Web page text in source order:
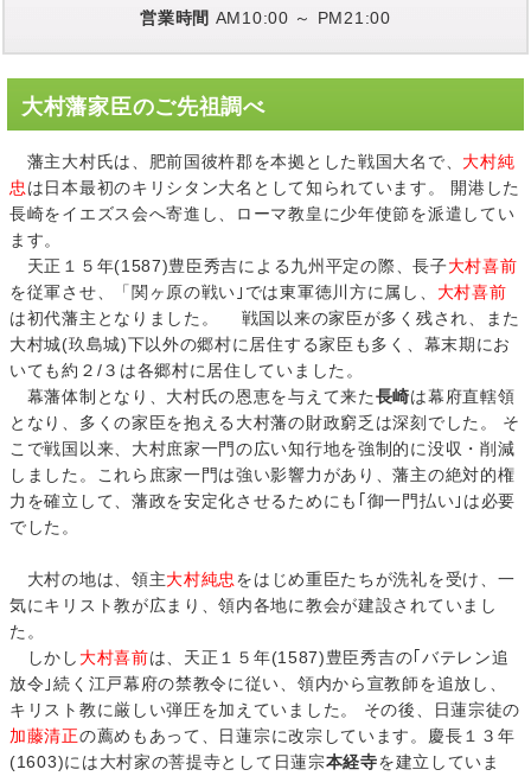
営業時間 AM10:00 ～ PM21:00
大村藩家臣のご先祖調べ
藩主大村氏は、肥前国彼杵郡を本拠とした戦国大名で、 大村純
忠は日本最初のキリシタン大名として知られています。 開港した
長崎をイエズス会へ寄進し、ローマ教皇に少年使節を派遣してい
ます。
天正１５年(1587)豊臣秀吉による九州平定の際、長子大村喜前
を従軍させ、「関ヶ原の戦い｣では東軍徳川方に属し、 大村喜前
は初代藩主となりました。 戦国以来の家臣が多く残され、また
大村城(玖島城)下以外の郷村に居住する家臣も多く、幕末期にお
いても約２/３は各郷村に居住していました。
幕藩体制となり、大村氏の恩恵を与えて来た長崎は幕府直轄領
となり、多くの家臣を抱える大村藩の財政窮乏は深刻でした。 そ
こで戦国以来、大村庶家一門の広い知行地を強制的に没収・削減
しました。これら庶家一門は強い影響力があり、藩主の絶対的権
力を確立して、藩政を安定化させるためにも｢御一門払い｣は必要
でした。
大村の地は、領主大村純忠をはじめ重臣たちが洗礼を受け、一
気にキリスト教が広まり、領内各地に教会が建設されていまし
た。
しかし 大村喜前は、天正１５年(1587)豊臣秀吉の｢バテレン追
放令｣続く江戸幕府の禁教令に従い、領内から宣教師を追放し、
キリスト教に厳しい弾圧を加えていました。 その後、日蓮宗徒の
加藤清正の薦めもあって、日蓮宗に改宗しています。慶長１３年
(1603)には大村家の菩提寺として日蓮宗本経寺を建立していま